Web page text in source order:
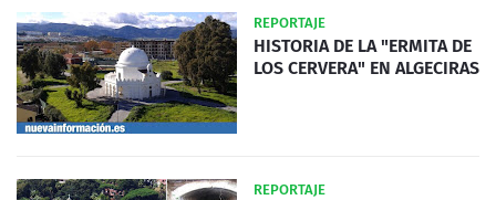
REPORTAJE
HISTORIA DE LA "ERMITA DE
LOS CERVERA" EN ALGECIRAS
REPORTAJE